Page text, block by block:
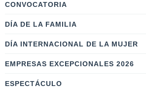
CONVOCATORIA
DÍA DE LA FAMILIA
DÍA INTERNACIONAL DE LA MUJER
EMPRESAS EXCEPCIONALES 2026
ESPECTÁCULO